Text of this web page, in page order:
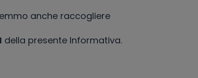
anche raccogliere
della presente Informativa.